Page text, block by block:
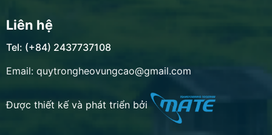
Liên hệ
Tel: (+84) 2437737108
Email: quytrongheovungcao@gmail.com
Được thiết kế và phát triển bởi